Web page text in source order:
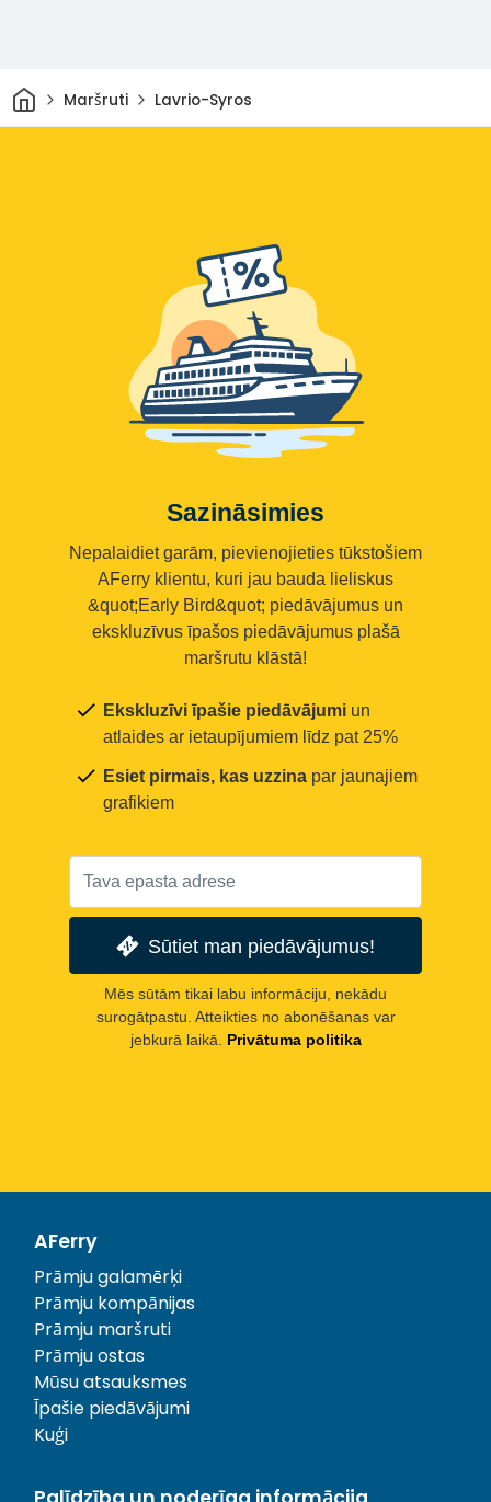
Sākums
Maršruti Lavrio-Syros
Sazināsimies
Nepalaidiet garām, pievienojieties tūkstošiem
AFerry klientu, kuri jau bauda lieliskus
&quot;Early Bird&quot; piedāvājumus un
ekskluzīvus īpašos piedāvājumus plašā
maršrutu klāstā!
Ekskluzīvi īpašie piedāvājumi un
atlaides ar ietaupījumiem līdz pat 25%
Esiet pirmais, kas uzzina par jaunajiem
grafikiem
Sūtiet man piedāvājumus!
Mēs sūtām tikai labu informāciju, nekādu
surogātpastu. Atteikties no abonēšanas var
jebkurā laikā.
Privātuma politika
AFerry
Prāmju galamērķi
Prāmju kompānijas
Prāmju maršruti
Prāmju ostas
Mūsu atsauksmes
Īpašie piedāvājumi
Kuģi